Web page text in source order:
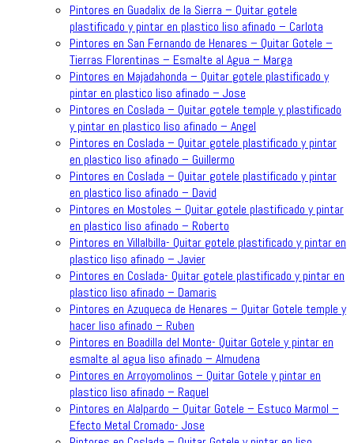
Pintores en Guadalix de la Sierra – Quitar gotele
plastificado y pintar en plastico liso afinado – Carlota
Pintores en San Fernando de Henares – Quitar Gotele –
Tierras Florentinas – Esmalte al Agua – Marga
Pintores en Majadahonda – Quitar gotele plastificado y
pintar en plastico liso afinado – Jose
Pintores en Coslada – Quitar gotele temple y plastificado
y pintar en plastico liso afinado – Angel
Pintores en Coslada – Quitar gotele plastificado y pintar
en plastico liso afinado – Guillermo
Pintores en Coslada – Quitar gotele plastificado y pintar
en plastico liso afinado – David
Pintores en Mostoles – Quitar gotele plastificado y pintar
en plastico liso afinado – Roberto
Pintores en Villalbilla- Quitar gotele plastificado y pintar en
plastico liso afinado – Javier
Pintores en Coslada- Quitar gotele plastificado y pintar en
plastico liso afinado – Damaris
Pintores en Azuqueca de Henares – Quitar Gotele temple y
hacer liso afinado – Ruben
Pintores en Boadilla del Monte- Quitar Gotele y pintar en
esmalte al agua liso afinado – Almudena
Pintores en Arroyomolinos – Quitar Gotele y pintar en
plastico liso afinado – Raquel
Pintores en Alalpardo – Quitar Gotele – Estuco Marmol –
Efecto Metal Cromado- Jose